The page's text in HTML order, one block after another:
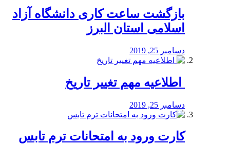
بازگشت ساعت کاری دانشگاه آزاد
اسلامی استان البرز
دسامبر 25, 2019
️ اطلاعیه مهم تغییر تاریخ
دسامبر 25, 2019
کارت ورود به امتحانات ترم تابس